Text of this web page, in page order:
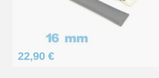
45,90 €
22,90 €